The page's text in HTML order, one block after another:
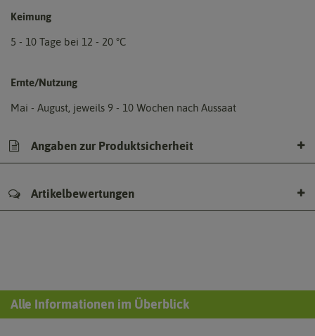
Keimung
5 - 10 Tage bei 12 - 20 °C
Ernte/Nutzung
Mai - August, jeweils 9 - 10 Wochen nach Aussaat
Angaben zur Produktsicherheit
Artikelbewertungen
Alle Informationen im Überblick